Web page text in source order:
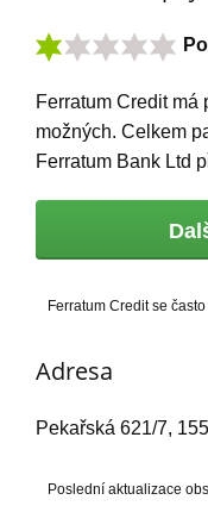
Ferratum Creditmá
možných. Celkem
Ferratum Bank Ltd
Ferratum Credit se
Adresa
Pekařská 621/7,
Poslední aktualizace